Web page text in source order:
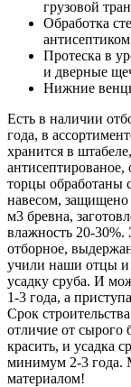
грузовой
Обработка
Протеска в
и дверные
Нижние
Есть в наличии
года, в
хранится в
антисептированое,
торцы обработаны
навесом,
м3 бревна,
влажность 20-30%.
отборное,
учили наши отцы и
усадку сруба. И
1-3 года, а
Срок
отличие от сырого
красить, и усадка
минимум 2-3 года.
материалом!